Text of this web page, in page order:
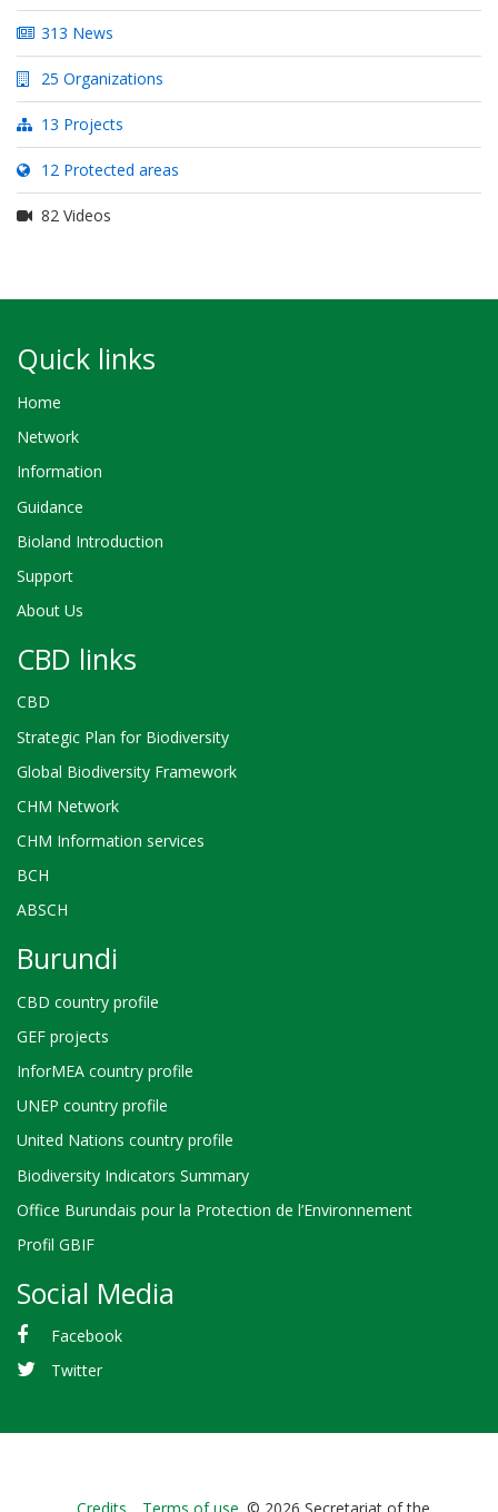
313 News
25 Organizations
13 Projects
12 Protected areas
82 Videos
Quick links
Home
Network
Information
Guidance
Bioland Introduction
Support
About Us
CBD links
CBD
Strategic Plan for Biodiversity
Global Biodiversity Framework
CHM Network
CHM Information services
BCH
ABSCH
Burundi
CBD country profile
GEF projects
InforMEA country profile
UNEP country profile
United Nations country profile
Biodiversity Indicators Summary
Office Burundais pour la Protection de l’Environnement
Profil GBIF
Social Media
Facebook
Twitter